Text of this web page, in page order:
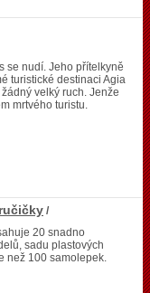
se nudí. Jeho přítelkyně
turistické destinaci Agia
velký ruch. Jenže
mrtvého turistu.
/
20 snadno
sadu plastových
než 100 samolepek.